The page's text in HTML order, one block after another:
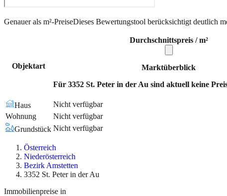
Genauer als m²-PreiseDieses Bewertungstool berücksichtigt deutlich
Objektart
Durchschnittspreis / m²
Marktüberblick
Für 3352 St. Peter in der Au sind aktuell keine
Haus
Nicht verfügbar
Wohnung
Nicht verfügbar
Grundstück Nicht verfügbar
Österreich
Niederösterreich
Bezirk Amstetten
3352 St. Peter in der Au
Immobilienpreise in